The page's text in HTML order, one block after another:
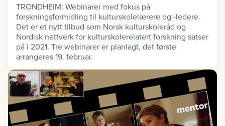
TRONDHEIM: Webinarer med fokus på
forskningsformidling til kulturskolelærere og -ledere.
Det er et nytt tilbud som Norsk kulturskoleråd og
Nordisk nettverk for kulturskolerelatert forskning satser
på i 2021. Tre webinarer er planlagt, det første
arrangeres 19. februar.